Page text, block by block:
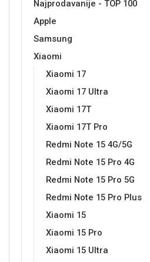
Najprodavanije - TOP 100
Apple
Samsung
Xiaomi
Xiaomi 17
Xiaomi 17 Ultra
Xiaomi 17T
Xiaomi 17T Pro
Redmi Note 15 4G/5G
Redmi Note 15 Pro 4G
Redmi Note 15 Pro 5G
Redmi Note 15 Pro Plus
Xiaomi 15
Xiaomi 15 Pro
Xiaomi 15 Ultra
Croatos
Gym
Punjači za mobitel
Univerzalno kaljeno staklo
Sony
Ostali držači
AUX kablovi